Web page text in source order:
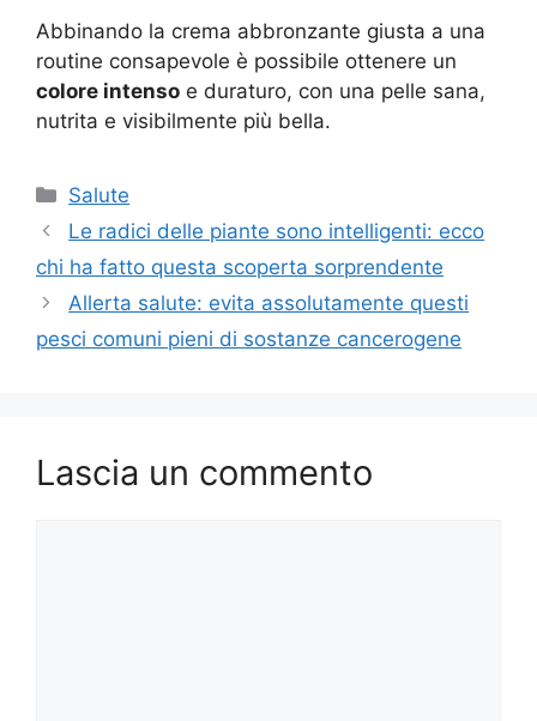
Abbinando la crema abbronzante giusta a una
routine consapevole è possibile ottenere un
colore intenso e duraturo, con una pelle sana,
nutrita e visibilmente più bella.
Categorie
Salute
Le radici delle piante sono intelligenti: ecco
chi ha fatto questa scoperta sorprendente
Allerta salute: evita assolutamente questi
pesci comuni pieni di sostanze cancerogene
Lascia un commento